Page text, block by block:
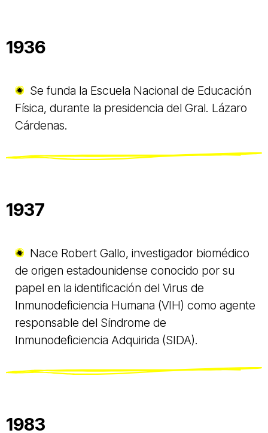
1936
Se funda la Escuela Nacional de Educación
Física, durante la presidencia del Gral. Lázaro
Cárdenas.
1937
Nace Robert Gallo, investigador biomédico
de origen estadounidense conocido por su
papel en la identificación del Virus de
Inmunodeficiencia Humana (VIH) como agente
responsable del Síndrome de
Inmunodeficiencia Adquirida (SIDA).
1983